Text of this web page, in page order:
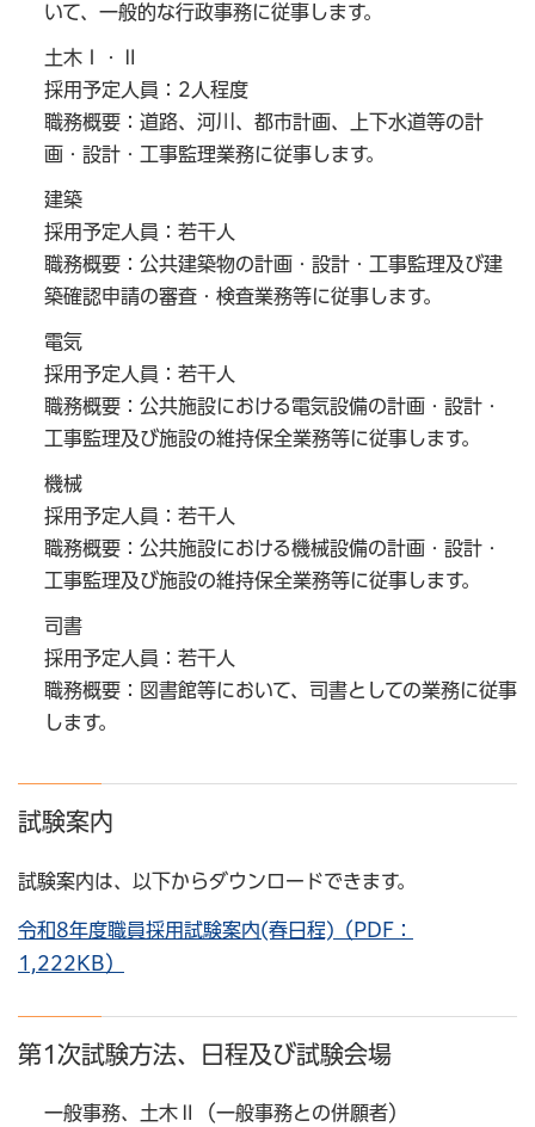
いて、一般的な行政事務に従事します。
土木Ⅰ・Ⅱ
採用予定人員：2人程度
職務概要：道路、河川、都市計画、上下水道等の計
画・設計・工事監理業務に従事します。
建築
採用予定人員：若干人
職務概要：公共建築物の計画・設計・工事監理及び建
築確認申請の審査・検査業務等に従事します。
電気
採用予定人員：若干人
職務概要：公共施設における電気設備の計画・設計・
工事監理及び施設の維持保全業務等に従事します。
機械
採用予定人員：若干人
職務概要：公共施設における機械設備の計画・設計・
工事監理及び施設の維持保全業務等に従事します。
司書
採用予定人員：若干人
職務概要：図書館等において、司書としての業務に従事
します。
試験案内
試験案内は、以下からダウンロードできます。
令和8年度職員採用試験案内(春日程)（PDF：
1,222KB）
第1次試験方法、日程及び試験会場
一般事務、土木Ⅱ（一般事務との併願者）